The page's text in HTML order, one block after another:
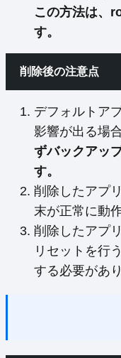
この方法は、
す。
削除後の注意点
デフォルトア
影響が出る場
ずバックアッ
す。
削除したアプ
末が正常に動
削除したアプ
リセットを行
する必要があ